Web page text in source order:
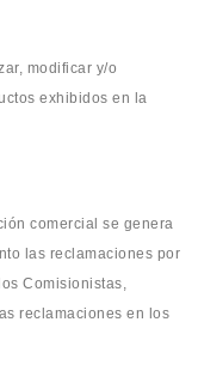
modificar y/o
exhibidos en la
comercial se genera
las reclamaciones por
Comisionistas,
reclamaciones en los